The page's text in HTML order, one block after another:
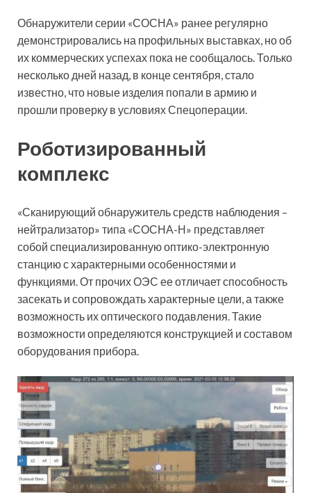
Обнаружители серии «СОСНА» ранее регулярно
демонстрировались на профильных выставках, но об
их коммерческих успехах пока не сообщалось. Только
несколько дней назад, в конце сентября, стало
известно, что новые изделия попали в армию и
прошли проверку в условиях Спецоперации.
Роботизированный
комплекс
«Сканирующий обнаружитель средств наблюдения –
нейтрализатор» типа «СОСНА-Н» представляет
собой специализированную оптико-электронную
станцию с характерными особенностями и
функциями. От прочих ОЭС ее отличает способность
засекать и сопровождать характерные цели, а также
возможность их оптического подавления. Такие
возможности определяются конструкцией и составом
оборудования прибора.